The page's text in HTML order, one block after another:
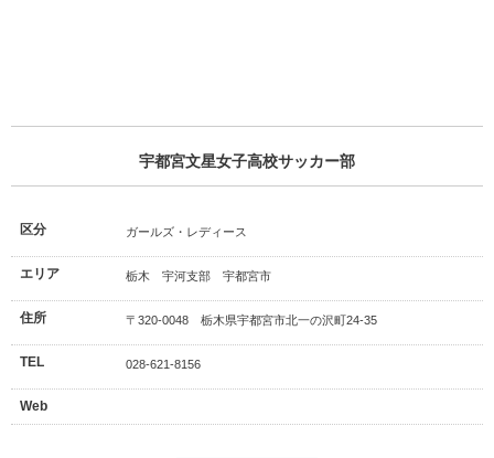
宇都宮文星女子高校サッカー部
区分 ガールズ・レディース
エリア 栃木 宇河支部 宇都宮市
住所 〒320-0048 栃木県宇都宮市北一の沢町24-35
TEL 028-621-8156
Web